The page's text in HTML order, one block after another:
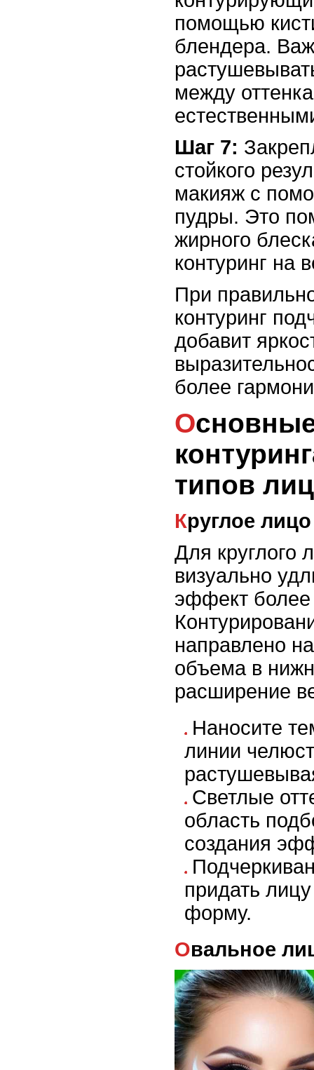
помощью
блендера.
между
Шаг 7:
стойкого
макияж с
пудры. Это
жирного
контуринг на
При
контуринг
добавит
более
Основные техники
типов
Круглое лицо
Для круглого
визуально
эффект
направлено
объема в
расширение
Наносите
линии
Светлые
область
создания
придать
форму.
Овальное